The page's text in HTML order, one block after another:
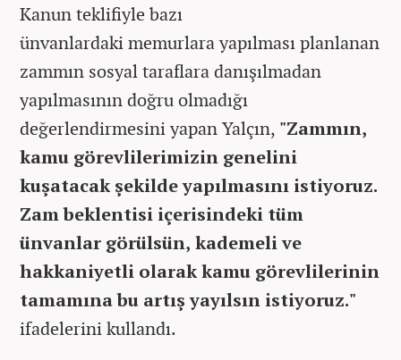
Kanun teklifiyle bazı
ünvanlardaki memurlara yapılması planlanan
zammın sosyal taraflara danışılmadan
yapılmasının doğru olmadığı
değerlendirmesini yapan Yalçın, "Zammın,
kamu görevlilerimizin genelini
kuşatacak şekilde yapılmasını istiyoruz.
Zam beklentisi içerisindeki tüm
ünvanlar görülsün, kademeli ve
hakkaniyetli olarak kamu görevlilerinin
tamamına bu artış yayılsın istiyoruz."
ifadelerini kullandı.